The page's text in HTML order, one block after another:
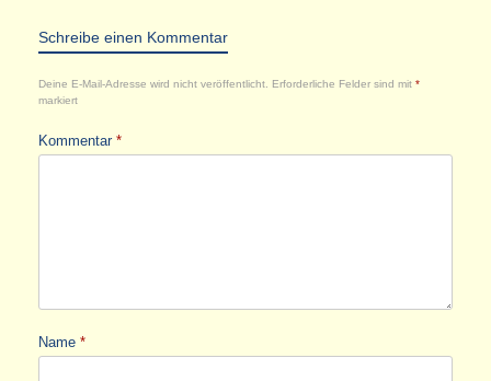
Schreibe einen Kommentar
Deine E-Mail-Adresse wird nicht veröffentlicht. Erforderliche Felder sind mit *
markiert
Kommentar *
Name *